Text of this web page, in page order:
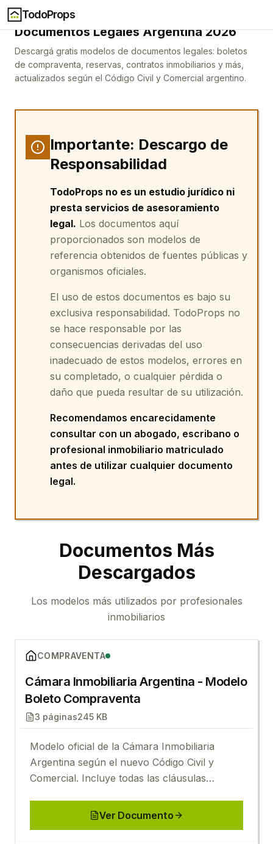
TodoProps
Inicio Documentos Legales
Documentos Legales Argentina 2026
Descargá gratis modelos de documentos legales: boletos
de compraventa, reservas, contratos inmobiliarios y más,
actualizados según el Código Civil y Comercial argentino.
Importante: Descargo de
Responsabilidad
TodoProps no es un estudio jurídico ni
presta servicios de asesoramiento
legal. Los documentos aquí
proporcionados son modelos de
referencia obtenidos de fuentes públicas y
organismos oficiales.
El uso de estos documentos es bajo su
exclusiva responsabilidad. TodoProps no
se hace responsable por las
consecuencias derivadas del uso
inadecuado de estos modelos, errores en
su completado, o cualquier pérdida o
daño que pueda resultar de su utilización.
Recomendamos encarecidamente
consultar con un abogado, escribano o
profesional inmobiliario matriculado
antes de utilizar cualquier documento
legal.
Documentos Más
Descargados
Los modelos más utilizados por profesionales
inmobiliarios
VerCámara Inmobiliaria Argentina - Modelo Boleto
COMPRAVENTA
Cámara Inmobiliaria Argentina - Modelo
Boleto Compraventa
3 páginas245 KB
Modelo oficial de la Cámara Inmobiliaria
Argentina según el nuevo Código Civil y
Comercial. Incluye todas las cláusulas
Ver Documento